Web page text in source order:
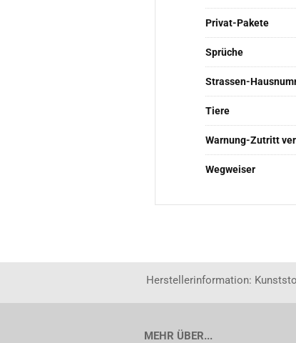
Privat-Pakete
Sprüche
Strassen-
Tiere
Warnung-Zutritt
Wegweiser
Herstellerinformation:
MEHR ÜBER...